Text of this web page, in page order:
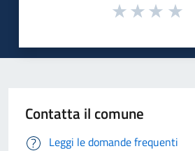
Contatta il comune
Leggi le domande frequenti